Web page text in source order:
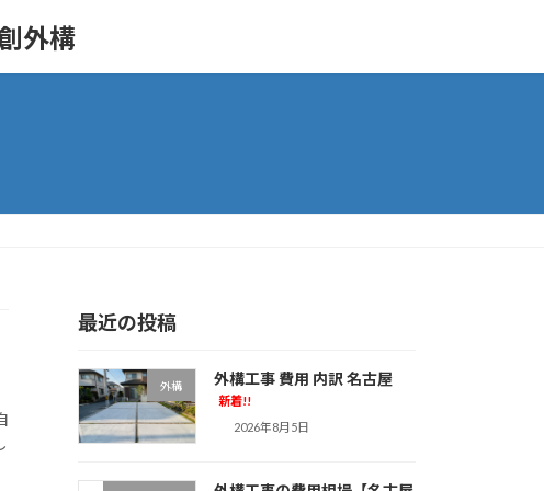
外構
最近の投稿
外構 外構工事 費用 内訳 名古屋
新着!!
2026年8月5日